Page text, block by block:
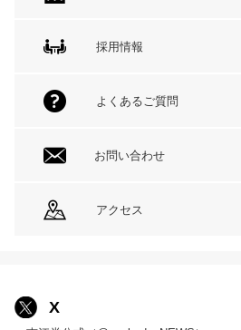
採用情報
よくあるご質問
お問い合わせ
アクセス
X